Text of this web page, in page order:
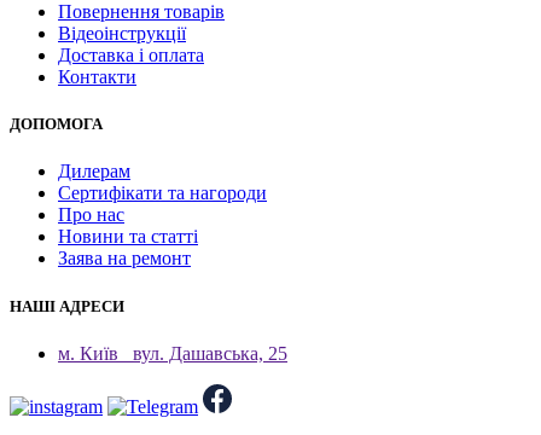
Повернення товарів
Відеоінструкції
Доставка і оплата
Контакти
ДОПОМОГА
Дилерам
Сертифікати та нагороди
Про нас
Новини та статті
Заява на ремонт
НАШІ АДРЕСИ
м. Київ вул. Дашавська, 25